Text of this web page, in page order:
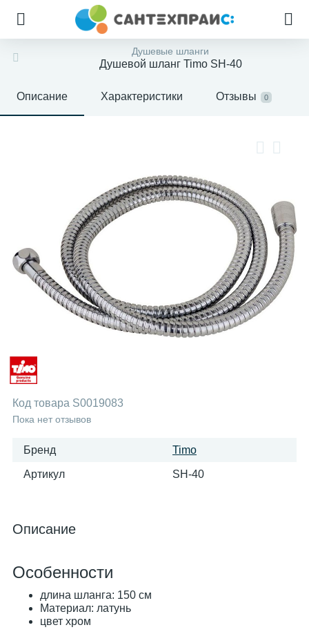
Душевые шланги
Душевой шланг Timo SH-40
Описание Характеристики Отзывы 0
Код товара S0019083
Пока нет отзывов
Бренд Timo
Артикул SH-40
Описание
Особенности
длина шланга: 150 см
Материал: латунь
цвет хром